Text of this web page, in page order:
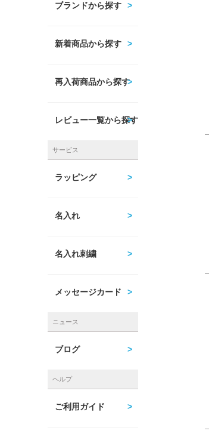
ブランドから探す
新着商品から探す
再入荷商品から探す
レビュー一覧から探す
サービス
ラッピング
名入れ
名入れ刺繍
メッセージカード
ニュース
ブログ
ヘルプ
ご利用ガイド